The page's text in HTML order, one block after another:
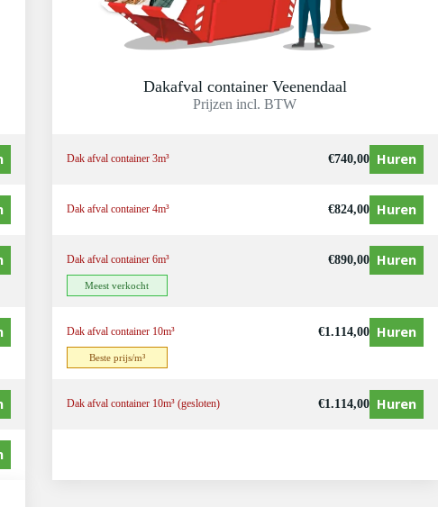
Dakafval container Veenendaal
Prijzen incl. BTW
Dak afval container 3m³ €740,00 Huren
Dak afval container 4m³ €824,00 Huren
Dak afval container 6m³ €890,00 Huren
Meest verkocht
Dak afval container 10m³ €1.114,00 Huren
Beste prijs/m³
Dak afval container 10m³ (gesloten) €1.114,00 Huren